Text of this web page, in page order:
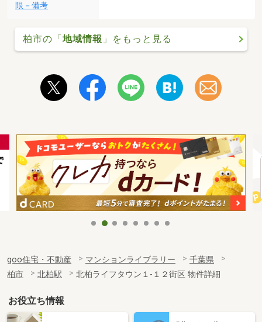
限－備考
柏市の「地域情報 」をもっと見る
goo住宅・不動産 マンションライブラリー
千葉県
柏市
北柏駅 北柏ライフタウン１-１２街区 物件詳細
お役立ち情報